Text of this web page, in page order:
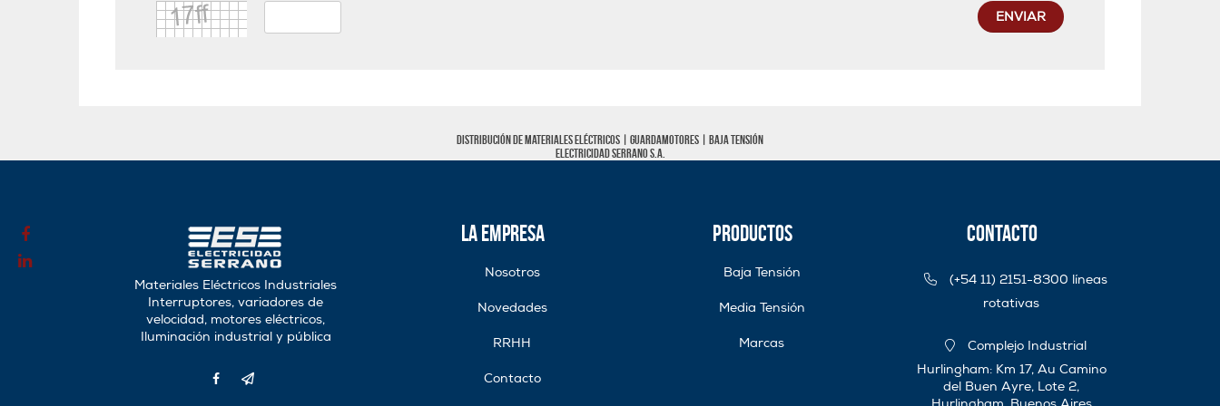
ENVIAR
Distribución de materiales eléctricos | Guardamotores | Baja tensión
Electricidad Serrano S.A.
Materiales Eléctricos Industriales
Interruptores, variadores de
velocidad, motores eléctricos,
Iluminación industrial y pública
La Empresa
Nosotros
Novedades
RRHH
Contacto
Productos
Baja Tensión
Media Tensión
Marcas
Contacto
(+54 11) 2151-8300 líneas
rotativas
Complejo Industrial
Hurlingham: Km 17, Au Camino
del Buen Ayre, Lote 2,